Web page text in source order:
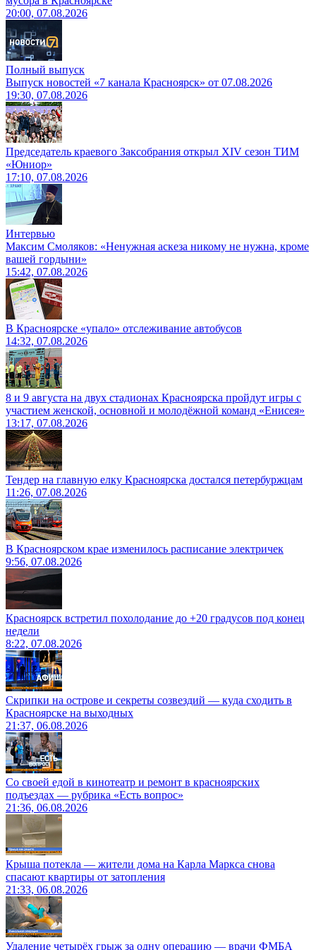
20:00, 07.08.2026
Полный выпуск
Выпуск новостей «7 канала Красноярск» от 07.08.2026
19:30, 07.08.2026
Председатель краевого Заксобрания открыл XIV сезон ТИМ
«Юниор»
17:10, 07.08.2026
Интервью
Максим Смоляков: «Ненужная аскеза никому не нужна, кроме
вашей гордыни»
15:42, 07.08.2026
В Красноярске «упало» отслеживание автобусов
14:32, 07.08.2026
8 и 9 августа на двух стадионах Красноярска пройдут игры с
участием женской, основной и молодёжной команд «Енисея»
13:17, 07.08.2026
Тендер на главную елку Красноярска достался петербуржцам
11:26, 07.08.2026
В Красноярском крае изменилось расписание электричек
9:56, 07.08.2026
Красноярск встретил похолодание до +20 градусов под конец
недели
8:22, 07.08.2026
Скрипки на острове и секреты созвездий — куда сходить в
Красноярске на выходных
21:37, 06.08.2026
Со своей едой в кинотеатр и ремонт в красноярских
подъездах — рубрика «Есть вопрос»
21:36, 06.08.2026
Крыша потекла — жители дома на Карла Маркса снова
спасают квартиры от затопления
21:33, 06.08.2026
Удаление четырёх грыж за одну операцию — врачи ФМБА